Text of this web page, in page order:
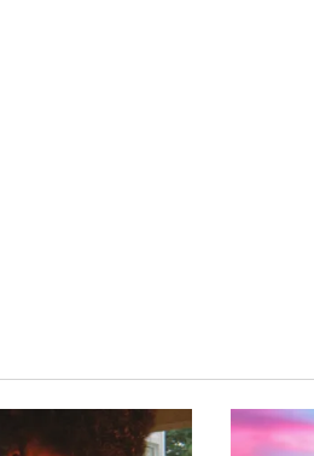
neste navegador para a próxima vez que eu